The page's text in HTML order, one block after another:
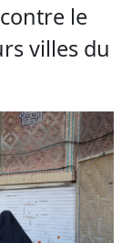
le
villes du